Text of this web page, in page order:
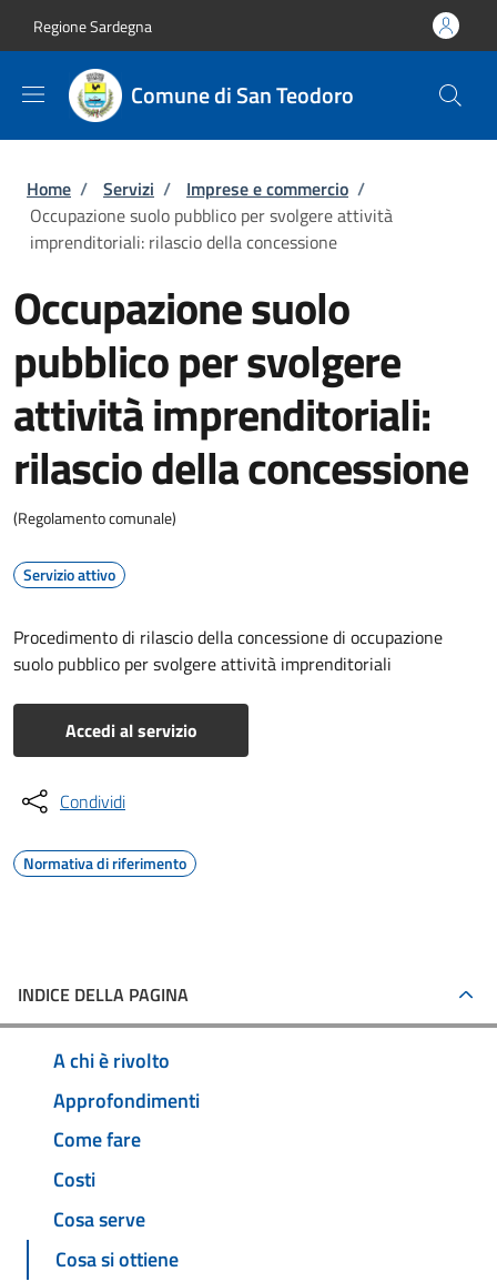
Regione Sardegna
Comune di San Teodoro
Briciole di pane
Home / Servizi / Imprese e commercio /
Occupazione suolo pubblico per svolgere attività
imprenditoriali: rilascio della concessione
Occupazione suolo
pubblico per svolgere
attività imprenditoriali:
rilascio della concessione
(Regolamento comunale)
Servizio attivo
Procedimento di rilascio della concessione di occupazione
suolo pubblico per svolgere attività imprenditoriali
Accedi al servizio
Condividi
Normativa di riferimento
INDICE DELLA PAGINA
A chi è rivolto
Approfondimenti
Come fare
Costi
Cosa serve
Cosa si ottiene